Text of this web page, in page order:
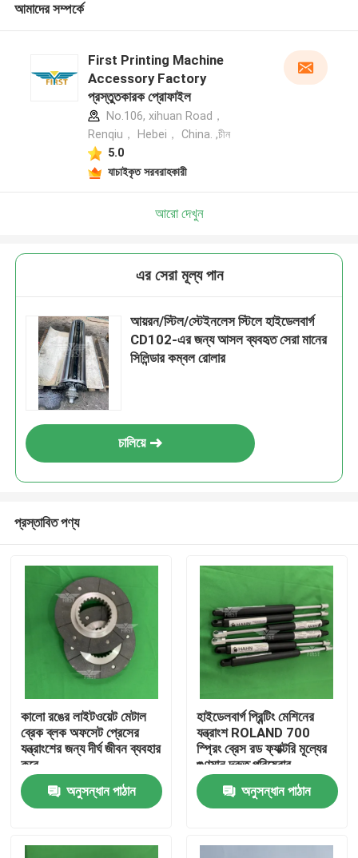
আমাদের সম্পর্কে
First Printing Machine
Accessory Factory
প্রস্তুতকারক প্রোফাইল
No.106, xihuan Road，
Renqiu， Hebei， China. ,চীন
5.0
যাচাইকৃত সরবরাহকারী
আরো দেখুন
এর সেরা মূল্য পান
আয়রন/স্টিল/স্টেইনলেস স্টিলে হাইডেলবার্গ
CD102-এর জন্য আসল ব্যবহৃত সেরা মানের
সিলিন্ডার কম্বল রোলার
চালিয়ে
প্রস্তাবিত পণ্য
কালো রঙের লাইটওয়েট মেটাল
ব্রেক ব্লক অফসেট প্রেসের
যন্ত্রাংশের জন্য দীর্ঘ জীবন ব্যবহার
করে
অনুসন্ধান পাঠান
হাইডেলবার্গ প্রিন্টিং মেশিনের
যন্ত্রাংশ ROLAND 700
স্প্রিং ব্রেস রড ফ্যাক্টরি মূল্যের
গুণমান দ্রুত পরিষেবার
গ্যারান্টিযুক্ত
অনুসন্ধান পাঠান